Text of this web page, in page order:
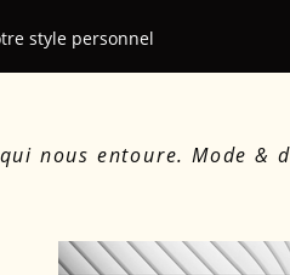
style personnel
nous entoure. Mode &